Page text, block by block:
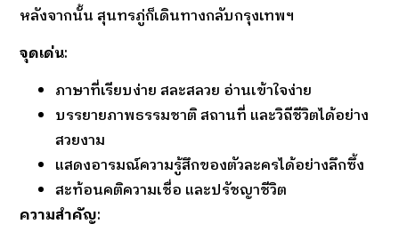
หลังจากนั้น สุนทรภู่ก็เดินทางกลับกรุงเทพฯ
จุดเด่น:
ภาษาที่เรียบง่าย สละสลวย อ่านเข้าใจง่าย
บรรยายภาพธรรมชาติ สถานที่ และวิถีชีวิตได้อย่าง
สวยงาม
แสดงอารมณ์ความรู้สึกของตัวละครได้อย่างลึกซึ้ง
สะท้อนคติความเชื่อ และปรัชญาชีวิต
ความสำคัญ: